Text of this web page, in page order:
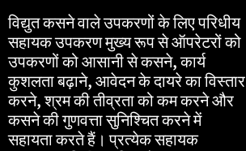
विद्युत कसने वाले उपकरणों के लिए परिधीय
सहायक उपकरण मुख्य रूप से ऑपरेटरों को
उपकरणों को आसानी से कसने, कार्य
कुशलता बढ़ाने, आवेदन के दायरे का विस्तार
करने, श्रम की तीव्रता को कम करने और
कसने की गुणवत्ता सुनिश्चित करने में
सहायता करते हैं। प्रत्येक सहायक